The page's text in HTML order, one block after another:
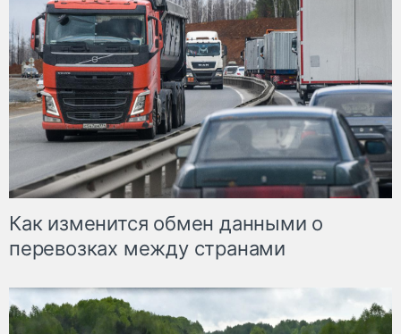
Как изменится обмен данными о
перевозках между странами